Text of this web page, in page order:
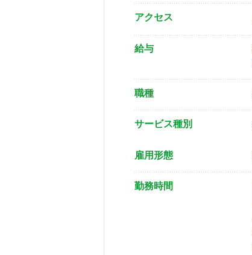
アクセス
給与
職種
サービス種別
雇用形態
勤務時間